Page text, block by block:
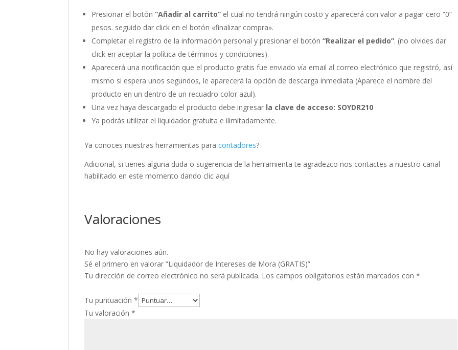
Presionar el botón“Añadir al carrito” el cual no tendrá ningún costo y aparecerá con valor a pagar cero “0”
pesos. seguido dar click en el botón «finalizar compra».
Completar el registro de la información personal y presionar el botón“Realizar el pedido”. (no olvides dar
click en aceptar la política de términos y condiciones).
Aparecerá una notificación que el producto gratis fue enviado vía email al correo electrónico que registró, así
mismo si espera unos segundos, le aparecerá la opción de descarga inmediata (Aparece el nombre del
producto en un dentro de un recuadro color azul).
Una vez haya descargado el producto debe ingresar la clave de acceso: SOYDR210
Ya podrás utilizar el liquidador gratuita e ilimitadamente.
Ya conoces nuestras herramientas paracontadores?
Adicional, si tienes alguna duda o sugerencia de la herramienta te agradezco nos contactes a nuestro canal
habilitado en este momento dando clic aquí
Valoraciones
No hay valoraciones aún.
Sé el primero en valorar “Liquidador de Intereses de Mora (GRATIS)”
Tu dirección de correo electrónico no será publicada. Los campos obligatorios están marcados con*
Tu puntuación*
Tu valoración*